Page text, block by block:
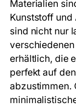
Materialien
Kunststoff und
sind nicht nur
erhältlich, die
perfekt auf
abzustimmen.